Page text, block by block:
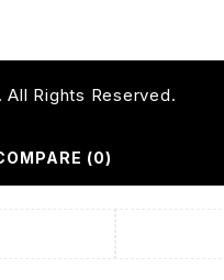
All Rights Reserved.
(0)